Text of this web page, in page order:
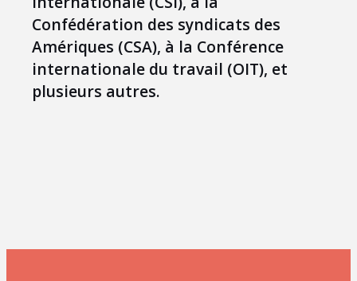
Confédération des syndicats des
Amériques (CSA), à la Conférence
internationale du travail (OIT), et
plusieurs autres.